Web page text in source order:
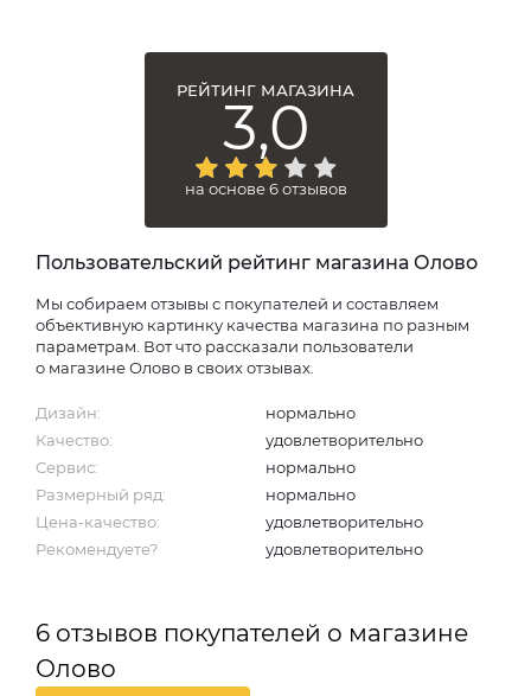
РЕЙТИНГ МАГАЗИНА
3,0
на основе 6 отзывов
Пользовательский рейтинг магазина Олово
Мы собираем отзывы с покупателей и составляем
объективную картинку качества магазина по разным
параметрам. Вот что рассказали пользователи
о магазине Олово в своих отзывах.
Дизайн:
нормально
Качество:
удовлетворительно
Сервис:
нормально
Размерный ряд:
нормально
Цена-качество:
удовлетворительно
Рекомендуете?
удовлетворительно
6 отзывов покупателей о магазине
Олово